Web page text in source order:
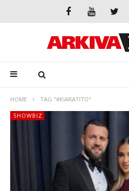
HOME TAG "#KIARATITO"
SHOWBIZ